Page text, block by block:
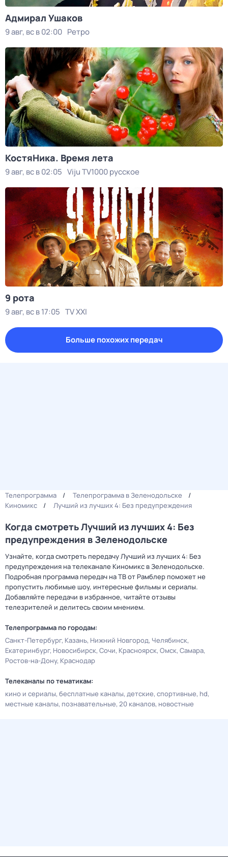
Адмирал Ушаков
9 авг, вс в 02:00 Ретро
КостяНика. Время лета
9 авг, вс в 02:05 Viju TV1000 русское
9 рота
9 авг, вс в 17:05 TV XXI
Больше похожих передач
Телепрограмма
Телепрограмма в Зеленодольске
Киномикс
Лучший из лучших 4: Без предупреждения
Когда смотреть Лучший из лучших 4: Без
предупреждения в Зеленодольске
Узнайте, когда смотреть передачу Лучший из лучших 4: Без
предупреждения на телеканале Киномикс в Зеленодольске.
Подробная программа передач на ТВ от Рамблер поможет не
пропустить любимые шоу, интересные фильмы и сериалы.
Добавляйте передачи в избранное, читайте отзывы
телезрителей и делитесь своим мнением.
Телепрограмма по городам:
Санкт-Петербург Казань Нижний Новгород Челябинск
Екатеринбург Новосибирск Сочи Красноярск Омск Самара
Ростов-на-Дону Краснодар
Телеканалы по тематикам:
кино и сериалы бесплатные каналы детские спортивные hd
местные каналы познавательные 20 каналов новостные